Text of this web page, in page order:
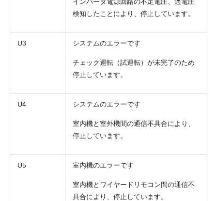
検知したことにより、停止しています。
U3 システムのエラーです
チェック運転（試運転）が未完了のため
停止しています。
U4 システムのエラーです
室内機と室外機間の通信不具合により、
停止しています。
U5 室内機のエラーです
室内機とワイヤードリモコン間の通信不
具合により、停止しています。